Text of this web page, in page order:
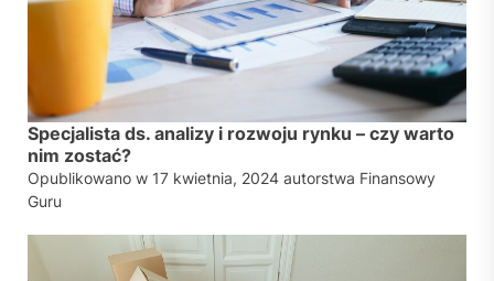
Specjalista ds. analizy i rozwoju rynku – czy warto
nim zostać?
Opublikowano w 17 kwietnia, 2024 autorstwa Finansowy
Guru